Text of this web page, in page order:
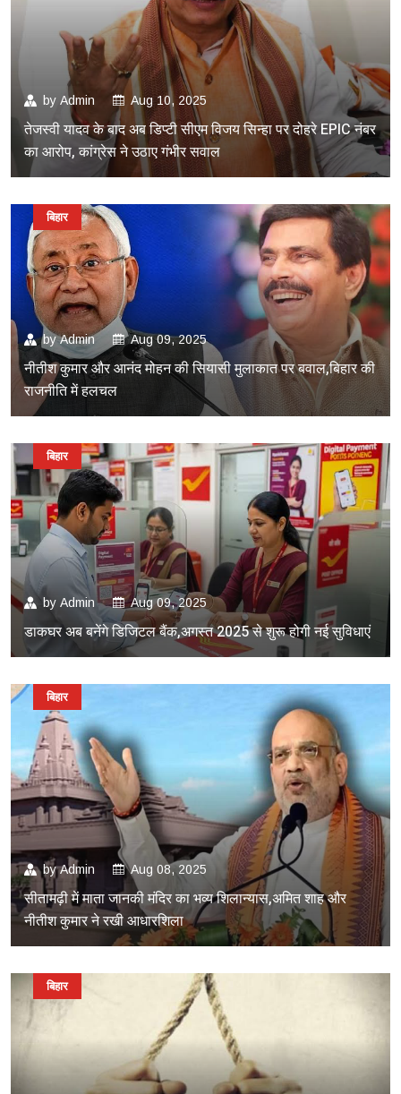
by Admin Aug 10, 2025
तेजस्वी यादव के बाद अब डिप्टी सीएम विजय सिन्हा पर दोहरे EPIC नंबर
का आरोप, कांग्रेस ने उठाए गंभीर सवाल
byAdmin Aug 09, 2025
नीतीश कुमार और आनंद मोहन की सियासी मुलाकात पर बवाल,बिहार की
राजनीति में हलचल
बिहार
by Admin Aug 09, 2025
डाकघर अब बनेंगे डिजिटल बैंक,अगस्त 2025 से शुरू होगी नई सुविधाएं
बिहार
byAdmin Aug 08, 2025
सीतामढ़ी में माता जानकी मंदिर का भव्य शिलान्यास,अमित शाह और
नीतीश कुमार ने रखी आधारशिला
बिहार
बिहार